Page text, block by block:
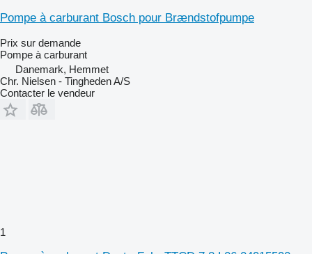
Pompe à carburant Bosch pour Brændstofpumpe
Prix sur demande
Pompe à carburant
Danemark, Hemmet
Chr. Nielsen - Tingheden A/S
Contacter le vendeur
1